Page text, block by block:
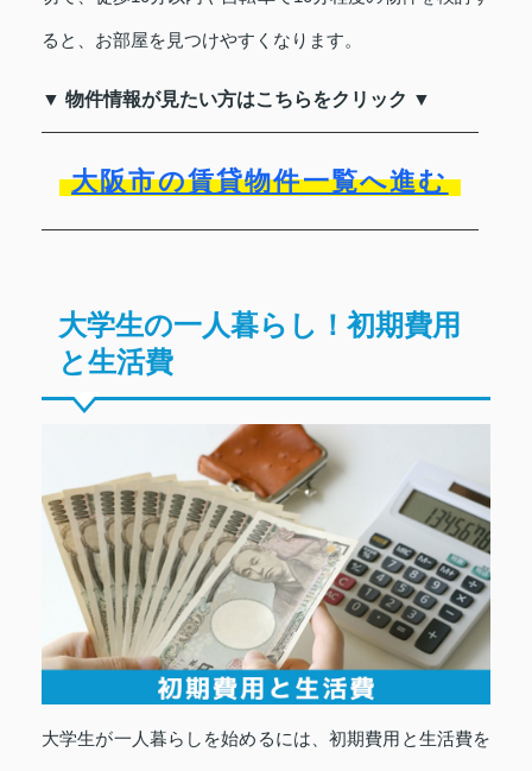
ると、お部屋を見つけやすくなります。
▼ 物件情報が見たい方はこちらをクリック ▼
大阪市の賃貸物件一覧へ進む
大学生の一人暮らし！初期費用
と生活費
大学生が一人暮らしを始めるには、初期費用と生活費を